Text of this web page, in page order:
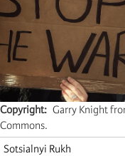
Copyright
Garry Knight
Commons.
Sotsialnyi Rukh